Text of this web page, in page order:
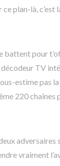
plan-là, c’est
battent pour
décodeur TV
estime pas
220 chaînes
adversaires
vraiment